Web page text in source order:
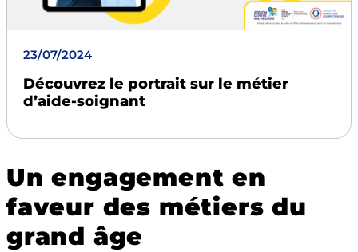
23/07/2024
Découvrez le portrait sur le métier
d’aide-soignant
Un engagement en
faveur des métiers du
grand âge